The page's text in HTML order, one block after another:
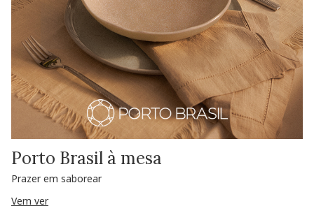
Porto Brasil à mesa
Prazer em saborear
Vem ver